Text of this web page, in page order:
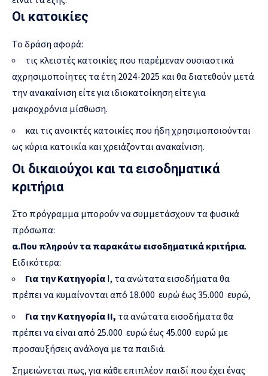
Οι κατοικίες
Το δράση αφορά:
τις κλειστές κατοικίες που παρέμεναν ουσιαστικά
αχρησιμοποίητες τα έτη 2024-2025 και θα διατεθούν μετά
την ανακαίνιση είτε για ιδιοκατοίκηση είτε για
μακροχρόνια μίσθωση.
και τις ανοικτές κατοικίες που ήδη χρησιμοποιούνται
ως κύρια κατοικία και χρειάζονται ανακαίνιση.
Οι δικαιούχοι και τα εισοδηματικά
κριτήρια
Στο πρόγραμμα μπορούν να συμμετάσχουν τα φυσικά
πρόσωπα:
α.Που πληρούν τα παρακάτω εισοδηματικά κριτήρια.
Ειδικότερα:
Για την Κατηγορία Ι, τα ανώτατα εισοδήματα θα
πρέπει να κυμαίνονται από 18.000 ευρώ έως 35.000 ευρώ,
Για την Κατηγορία ΙΙ, τα ανώτατα εισοδήματα θα
πρέπει να είναι από 25.000 ευρώ έως 45.000 ευρώ με
προσαυξήσεις ανάλογα με τα παιδιά.
Σημειώνεται πως, για κάθε επιπλέον παιδί που έχει ένας